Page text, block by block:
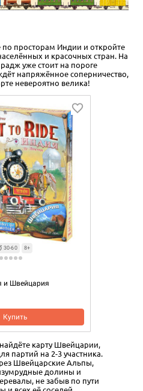
по просторам Индии и откройте
и красочных стран. На
уже стоит на пороге
напряжённое соперничество,
невероятно велика!
30-60 8+
и Швейцария
Купить
карту Швейцарии,
партий на 2-3 участника.
Швейцарские Альпы,
долины и
не забыв по пути